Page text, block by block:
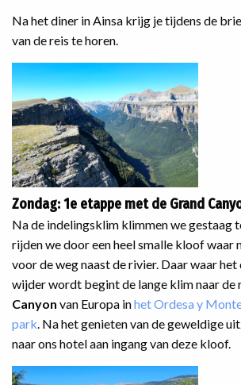
Na het diner in Ainsa krijg je tijdens de
van de reis te horen.
Zondag: 1e etappe met de Grand
Na de indelingsklim klimmen we gestaag
rijden we door een heel smalle kloof waar
voor de weg naast de rivier. Daar waar het
wijder wordt begint de lange klim naar de
Canyon van Europa inhet Ordesa y
park . Na het genieten van de geweldige
naar ons hotel aan ingang van deze kloof.